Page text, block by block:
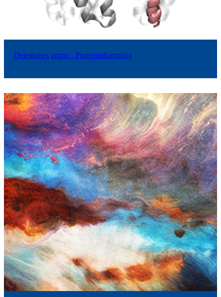
Delemottes grupp - Proteinutformning